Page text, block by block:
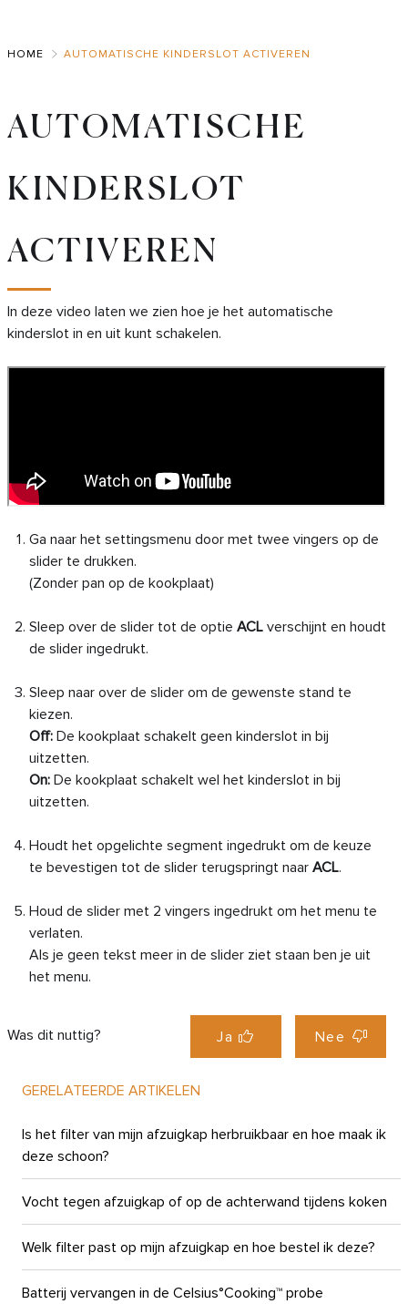
Main
HOME AUTOMATISCHE KINDERSLOT ACTIVEREN
AUTOMATISCHE
KINDERSLOT
ACTIVEREN
In deze video laten we zien hoe je het automatische
kinderslot in en uit kunt schakelen.
Ga naar het settingsmenu door met twee vingers op de
slider te drukken.
(Zonder pan op de kookplaat)
Sleep over de slider tot de optie ACL verschijnt en houdt
de slider ingedrukt.
Sleep naar over de slider om de gewenste stand te
kiezen.
Off: De kookplaat schakelt geen kinderslot in bij
uitzetten.
On: De kookplaat schakelt wel het kinderslot in bij
uitzetten.
Houdt het opgelichte segment ingedrukt om de keuze
te bevestigen tot de slider terugspringt naar ACL.
Houd de slider met 2 vingers ingedrukt om het menu te
verlaten.
Als je geen tekst meer in de slider ziet staan ben je uit
het menu.
Was dit nuttig? Ja Nee
GERELATEERDE ARTIKELEN
Is het filter van mijn afzuigkap herbruikbaar en hoe maak ik
deze schoon?
Vocht tegen afzuigkap of op de achterwand tijdens koken
Welk filter past op mijn afzuigkap en hoe bestel ik deze?
Batterij vervangen in de Celsius°Cooking™ probe